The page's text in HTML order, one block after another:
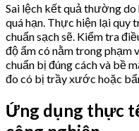
Sai lệch kết quả thường do
quá hạn. Thực hiện lại quy
chuẩn sạch sẽ. Kiểm tra
độ ẩm có nằm trong phạm
chuẩn bị đúng cách và bề
đo có bị trầy xước hoặc
Ứng dụng thực